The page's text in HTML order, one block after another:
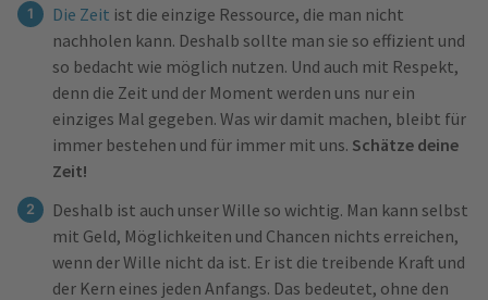
Die Zeit ist die einzige Ressource, die man nicht
nachholen kann. Deshalb sollte man sie so effizient und
so bedacht wie möglich nutzen. Und auch mit Respekt,
denn die Zeit und der Moment werden uns nur ein
einziges Mal gegeben. Was wir damit machen, bleibt für
immer bestehen und für immer mit uns. Schätze deine
Zeit!
Deshalb ist auch unser Wille so wichtig. Man kann selbst
mit Geld, Möglichkeiten und Chancen nichts erreichen,
wenn der Wille nicht da ist. Er ist die treibende Kraft und
der Kern eines jeden Anfangs. Das bedeutet, ohne den